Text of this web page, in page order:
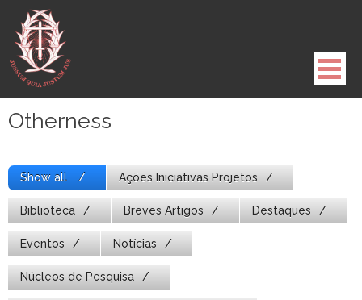
para
conteúdo
Otherness
Show all Ações Iniciativas Projetos
Biblioteca Breves Artigos Destaques
Eventos Notícias
Núcleos de Pesquisa